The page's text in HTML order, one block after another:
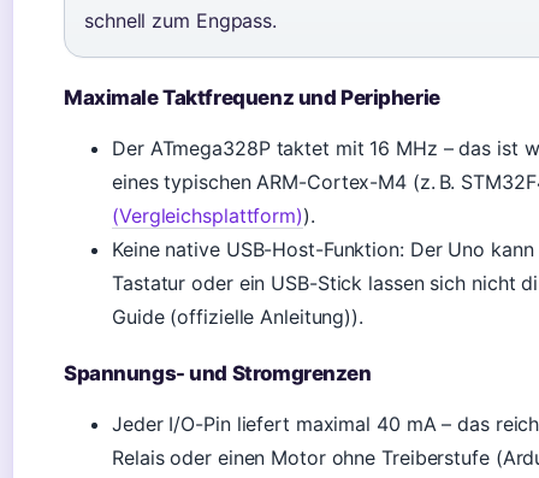
schnell zum Engpass.
Maximale Taktfrequenz und Peripherie
Der ATmega328P taktet mit 16 MHz – das ist
eines typischen ARM-Cortex-M4 (z. B.
(Vergleichsplattform)).
Keine native USB-Host-Funktion: Der Uno
Tastatur oder ein USB-Stick lassen sich nicht
Guide (offizielle Anleitung)).
Spannungs- und Stromgrenzen
Jeder I/O-Pin liefert maximal 40 mA – das
Relais oder einen Motor ohne Treiberstufe